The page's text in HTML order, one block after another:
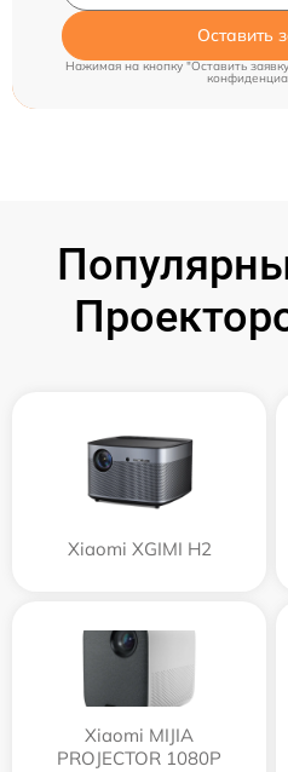
Оставить
Нажимая на кнопку "Оставить
Xiaomi XGIMI H2
Xiaomi MIJIA
PROJECTOR 1080P